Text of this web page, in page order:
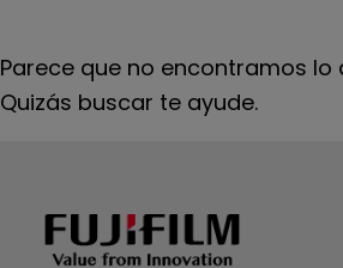
Parece que no encontramos lo
Quizás buscar te ayude.